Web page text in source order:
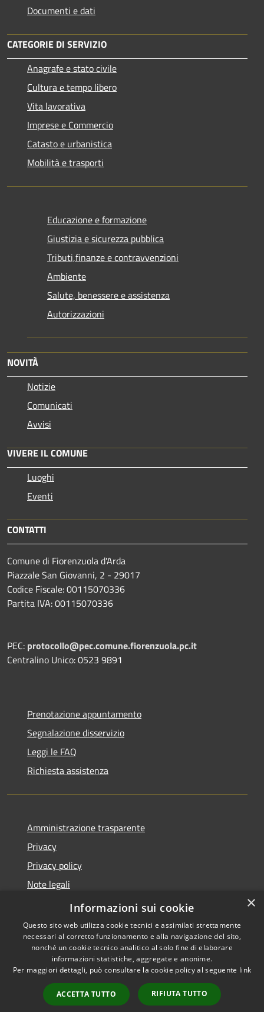
Documenti e dati
CATEGORIE DI SERVIZIO
Anagrafe e stato civile
Cultura e tempo libero
Vita lavorativa
Imprese e Commercio
Catasto e urbanistica
Mobilità e trasporti
Educazione e formazione
Giustizia e sicurezza pubblica
Tributi,finanze e contravvenzioni
Ambiente
Salute, benessere e assistenza
Autorizzazioni
NOVITÀ
Notizie
Comunicati
Avvisi
VIVERE IL COMUNE
Luoghi
Eventi
CONTATTI
Comune di Fiorenzuola d'Arda
Piazzale San Giovanni, 2 - 29017
Codice Fiscale: 00115070336
Partita IVA: 00115070336
PEC: protocollo@pec.comune.fiorenzuola.pc.it
Centralino Unico: 0523 9891
Prenotazione appuntamento
Segnalazione disservizio
Leggi le FAQ
Richiesta assistenza
Amministrazione trasparente
Privacy
Privacy policy
Note legali
Dichiarazione di accessibilità
Accessibilità
Copyright © 2026 • Comune di
Fiorenzuola d'Arda • Powered
byMunicipium
Accesso
redazione
×
Informazioni sui cookie
Questo sito web utilizza cookie tecnici e assimilati strettamente
necessari al corretto funzionamento e alla navigazione del sito,
nonché un cookie tecnico analitico al solo fine di elaborare
informazioni statistiche, aggregate e anonime.
Per maggiori dettagli, può consultare la cookie policy al seguente link
ACCETTA TUTTO RIFIUTA TUTTO